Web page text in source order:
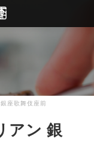
座歌舞伎座前
アン 銀